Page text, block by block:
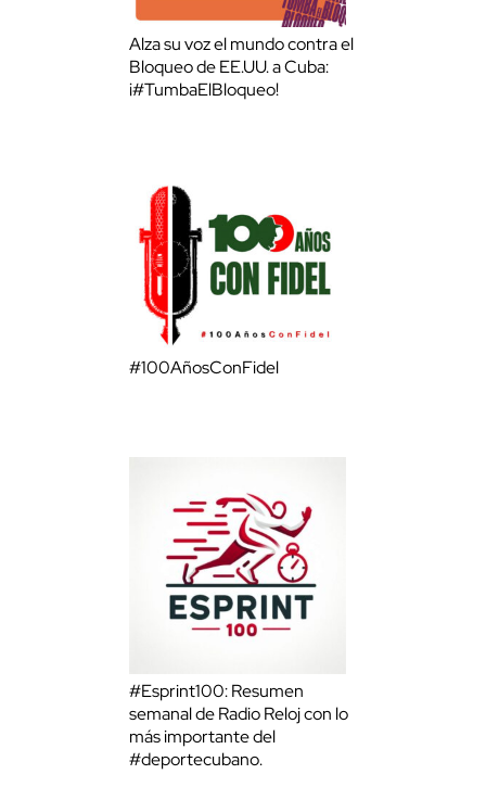
Alza su voz el mundo contra el
Bloqueo de EE.UU. a Cuba:
¡#TumbaElBloqueo!
#100AñosConFidel
#Esprint100: Resumen
semanal de Radio Reloj con lo
más importante del
#deportecubano.